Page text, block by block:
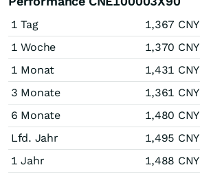
1 Tag 1,367 CNY
1 Woche
1,370 CNY
1 Monat
1,431 CNY
3 Monate
1,361 CNY
6 Monate
1,480 CNY
Lfd. Jahr
1,495 CNY
1 Jahr
1,488 CNY